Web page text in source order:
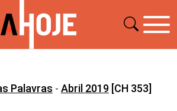
Palavras - Abril 2019 [CH 353]